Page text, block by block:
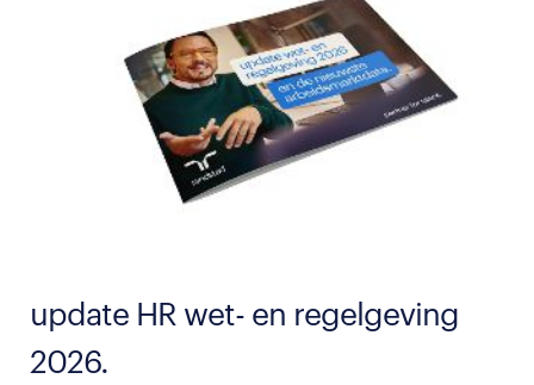
update HR wet- en regelgeving
2026.